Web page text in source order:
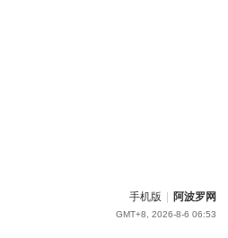
手机版 阿波罗网
GMT+8, 2026-8-6 06:53